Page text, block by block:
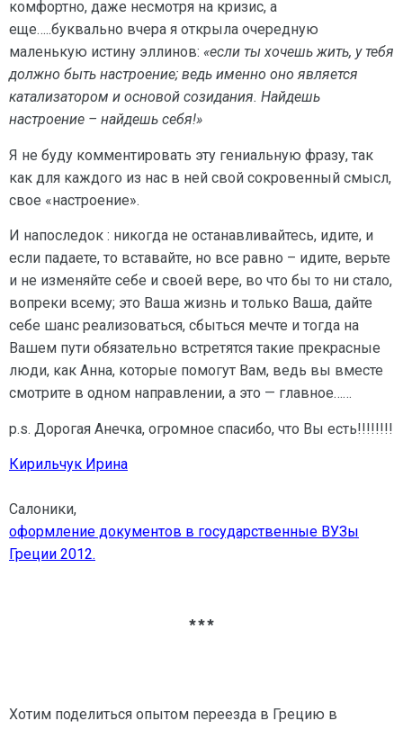
комфортно, даже несмотря на кризис, а
еще…..буквально вчера я открыла очередную
маленькую истину эллинов: «если ты хочешь жить, у тебя
должно быть настроение; ведь именно оно является
катализатором и основой созидания. Найдешь
настроение – найдешь себя!»
Я не буду комментировать эту гениальную фразу, так
как для каждого из нас в ней свой сокровенный смысл,
свое «настроение».
И напоследок : никогда не останавливайтесь, идите, и
если падаете, то вставайте, но все равно – идите, верьте
и не изменяйте себе и своей вере, во что бы то ни стало,
вопреки всему; это Ваша жизнь и только Ваша, дайте
себе шанс реализоваться, сбыться мечте и тогда на
Вашем пути обязательно встретятся такие прекрасные
люди, как Анна, которые помогут Вам, ведь вы вместе
смотрите в одном направлении, а это — главное……
p.s. Дорогая Анечка, огромное спасибо, что Вы есть!!!!!!!!
Кирильчук Ирина
Салоники,
оформление документов в государственные ВУЗы
Греции 2012.
***
Хотим поделиться опытом переезда в Грецию в